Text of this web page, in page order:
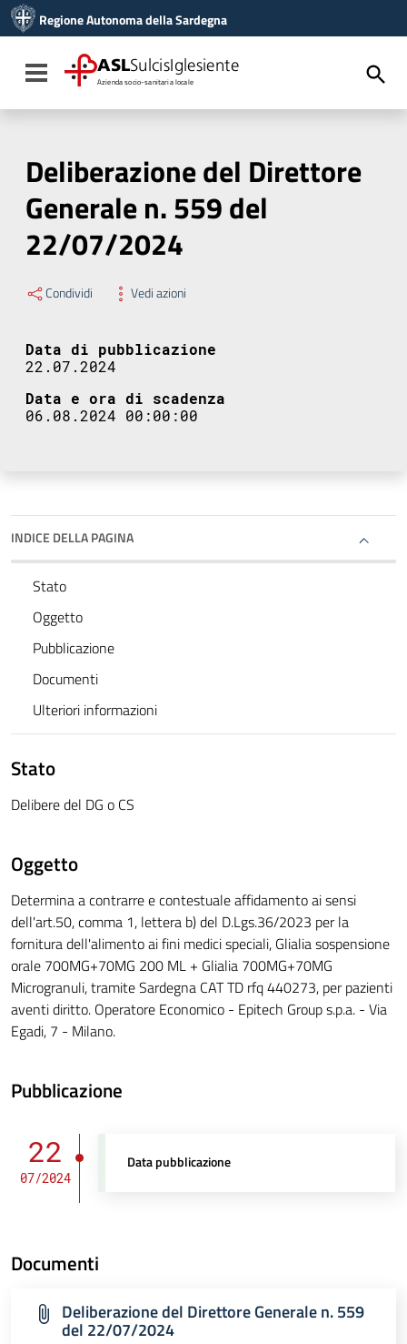
Vai al menu di navigazione
Vai al footer
Regione Autonoma della Sardegna
Toggle navigation
ASLSulcisIglesiente
Azienda socio-sanitaria locale
Deliberazione del Direttore
Generale n. 559 del
22/07/2024
Condividi Vedi azioni
Data di pubblicazione
22.07.2024
Data e ora di scadenza
06.08.2024 00:00:00
INDICE DELLA PAGINA
Stato
Oggetto
Pubblicazione
Documenti
Ulteriori informazioni
Stato
Delibere del DG o CS
Oggetto
Determina a contrarre e contestuale affidamento ai sensi
dell'art.50, comma 1, lettera b) del D.Lgs.36/2023 per la
fornitura dell'alimento ai fini medici speciali, Glialia sospensione
orale 700MG+70MG 200 ML + Glialia 700MG+70MG
Microgranuli, tramite Sardegna CAT TD rfq 440273, per pazienti
aventi diritto. Operatore Economico - Epitech Group s.p.a. - Via
Egadi, 7 - Milano.
Pubblicazione
22
07/2024
Data pubblicazione
Documenti
Deliberazione del Direttore Generale n. 559
del 22/07/2024